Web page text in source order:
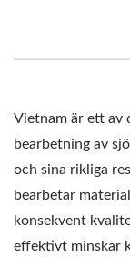
Vietnam är ett av
bearbetning av
och sina rikliga
bearbetar
konsekvent
effektivt minskar